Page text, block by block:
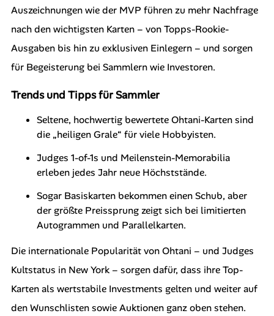
Auszeichnungen wie der MVP führen zu mehr Nachfrage
nach den wichtigsten Karten – von Topps-Rookie-
Ausgaben bis hin zu exklusiven Einlegern – und sorgen
für Begeisterung bei Sammlern wie Investoren.
Trends und Tipps für Sammler
Seltene, hochwertig bewertete Ohtani-Karten sind
die „heiligen Grale“ für viele Hobbyisten.
Judges 1-of-1s und Meilenstein-Memorabilia
erleben jedes Jahr neue Höchststände.
Sogar Basiskarten bekommen einen Schub, aber
der größte Preissprung zeigt sich bei limitierten
Autogrammen und Parallelkarten.
Die internationale Popularität von Ohtani – und Judges
Kultstatus in New York – sorgen dafür, dass ihre Top-
Karten als wertstabile Investments gelten und weiter auf
den Wunschlisten sowie Auktionen ganz oben stehen.